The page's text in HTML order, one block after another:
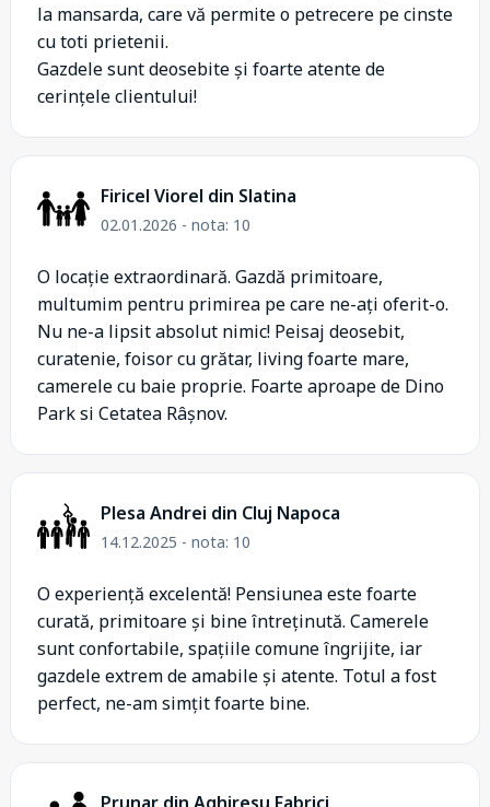
la mansarda, care vă permite o petrecere pe cinste
cu toti prietenii.
Gazdele sunt deosebite și foarte atente de
cerințele clientului!
Firicel Viorel din Slatina
02.01.2026 - nota: 10
O locație extraordinară. Gazdă primitoare,
multumim pentru primirea pe care ne-ați oferit-o.
Nu ne-a lipsit absolut nimic! Peisaj deosebit,
curatenie, foisor cu grătar, living foarte mare,
camerele cu baie proprie. Foarte aproape de Dino
Park si Cetatea Râșnov.
Plesa Andrei din Cluj Napoca
14.12.2025 - nota: 10
O experiență excelentă! Pensiunea este foarte
curată, primitoare și bine întreținută. Camerele
sunt confortabile, spațiile comune îngrijite, iar
gazdele extrem de amabile și atente. Totul a fost
perfect, ne-am simțit foarte bine.